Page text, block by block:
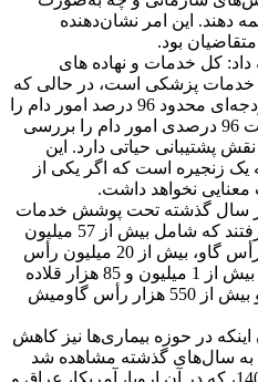
مورد را خاتمه دهند. این امر نشان‌دهنده
بود.
کل خدمات و نهاده های
4 درصد هزینه خدمات پزشکی است، در حالی که
نهادهای دامپزشکی مجبورند با بودجه‌ای محدود 96 درصد امور دام را
پشتیبانی کنند؛ اگر بخواهیم فعالیت 96 درصدی امور دام را بررسی
پشتیبانی حیاتی دارد. این
زنجیره است که اگر یکی از
معنایی نخواهد داشت.
سال گذشته تحت پوشش خدمات
بهداشتی و واکسیناسیون قرار گرفتند که شامل بیش از 57 میلیون
رأس گوسفند، بیش از 5 میلیون رأس گاو، بیش از 20 میلیون رأس
بز، بیش از 106 هزار رأس اسب، بیش از 1 میلیون و 85 هزار قلاده
سگ، بیش از 200 هزار نفر شتر و بیش از 550 هزار رأس گاومیش
در حوزه بیماری‌ها نیز کاهش
در سال 1403 نسبت به سال‌های گذشته مشاهده شد
گفت: با وجود سختی‌های سال 1402، که در آن اروپا، آمریکا، عراق و